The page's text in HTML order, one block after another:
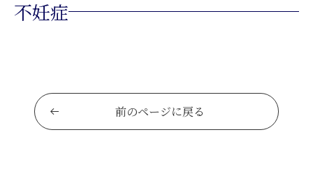
不妊症
前のページに戻る